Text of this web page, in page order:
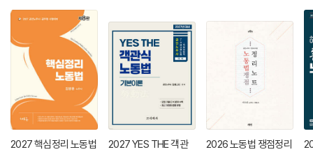
2027 핵심정리 노동법
2027 YES THE 객관
2026 노동법 쟁점정리